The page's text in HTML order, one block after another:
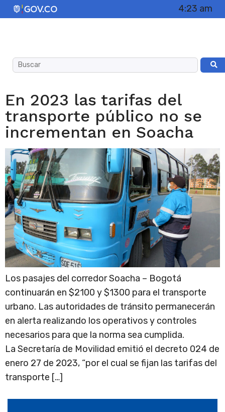
4:23 am
En 2023 las tarifas del
transporte público no se
incrementan en Soacha
Los pasajes del corredor Soacha – Bogotá
continuarán en $2100 y $1300 para el transporte
urbano. Las autoridades de tránsito permanecerán
en alerta realizando los operativos y controles
necesarios para que la norma sea cumplida.
La Secretaría de Movilidad emitió el decreto 024 de
enero 27 de 2023, “por el cual se fijan las tarifas del
transporte […]